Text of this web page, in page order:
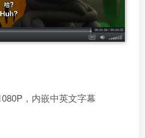
，内嵌中英文字幕